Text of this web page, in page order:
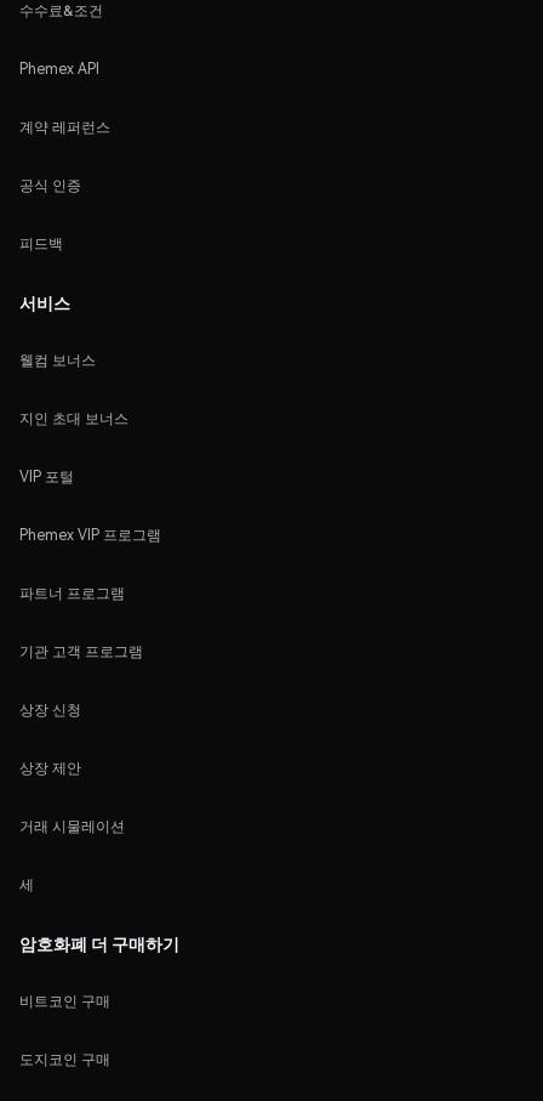
수수료&조건
Phemex API
계약 레퍼런스
공식 인증
피드백
서비스
웰컴 보너스
지인 초대 보너스
VIP 포털
Phemex VIP 프로그램
파트너 프로그램
기관 고객 프로그램
상장 신청
상장 제안
거래 시물레이션
세
암호화폐 더 구매하기
비트코인 구매
도지코인 구매